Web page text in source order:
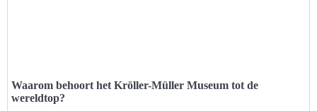
Waarom behoort het Kröller-Müller Museum tot de
wereldtop?